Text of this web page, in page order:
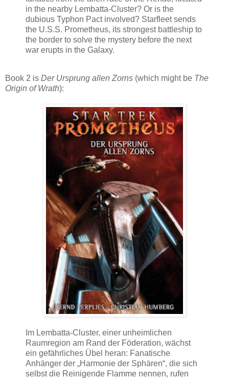
in the nearby Lembatta-Cluster? Or is the
dubious Typhon Pact involved? Starfleet sends
the U.S.S. Prometheus, its strongest battleship to
the border to solve the mystery before the next
war erupts in the Galaxy.
Book 2 is Der Ursprung allen Zorns (which might be The
Origin of Wrath):
Im Lembatta-Cluster, einer unheimlichen
Raumregion am Rand der Föderation, wächst
ein gefährliches Übel heran: Fanatische
Anhänger der „Harmonie der Sphären“, die sich
selbst die Reinigende Flamme nennen, rufen